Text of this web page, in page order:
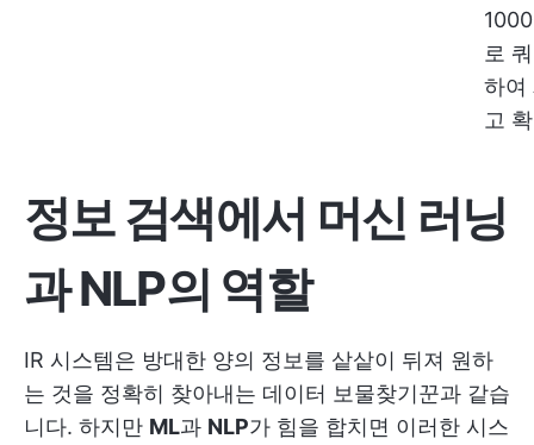
로
하여
고
정보 검색에서 머신 러닝
과 NLP의 역할
IR 시스템은 방대한 양의 정보를 샅샅이 뒤져 원하
는 것을 정확히 찾아내는 데이터 보물찾기꾼과 같습
니다. 하지만 ML과 NLP가 힘을 합치면 이러한 시스